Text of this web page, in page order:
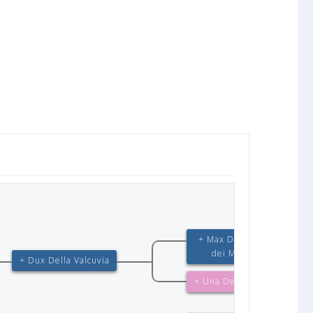
+ Dux Della Valcuvia
+ Max Della Loggia
dei Mercanti
+ Una Della Valcuvia